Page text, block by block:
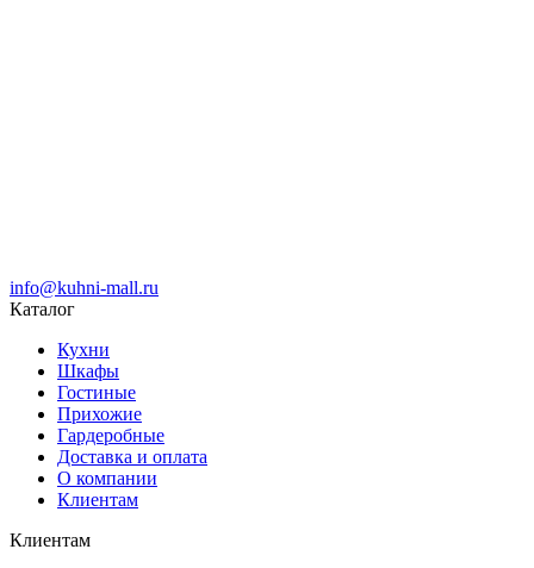
info@kuhni-mall.ru
Каталог
Кухни
Шкафы
Гостиные
Прихожие
Гардеробные
Доставка и оплата
О компании
Клиентам
Клиентам